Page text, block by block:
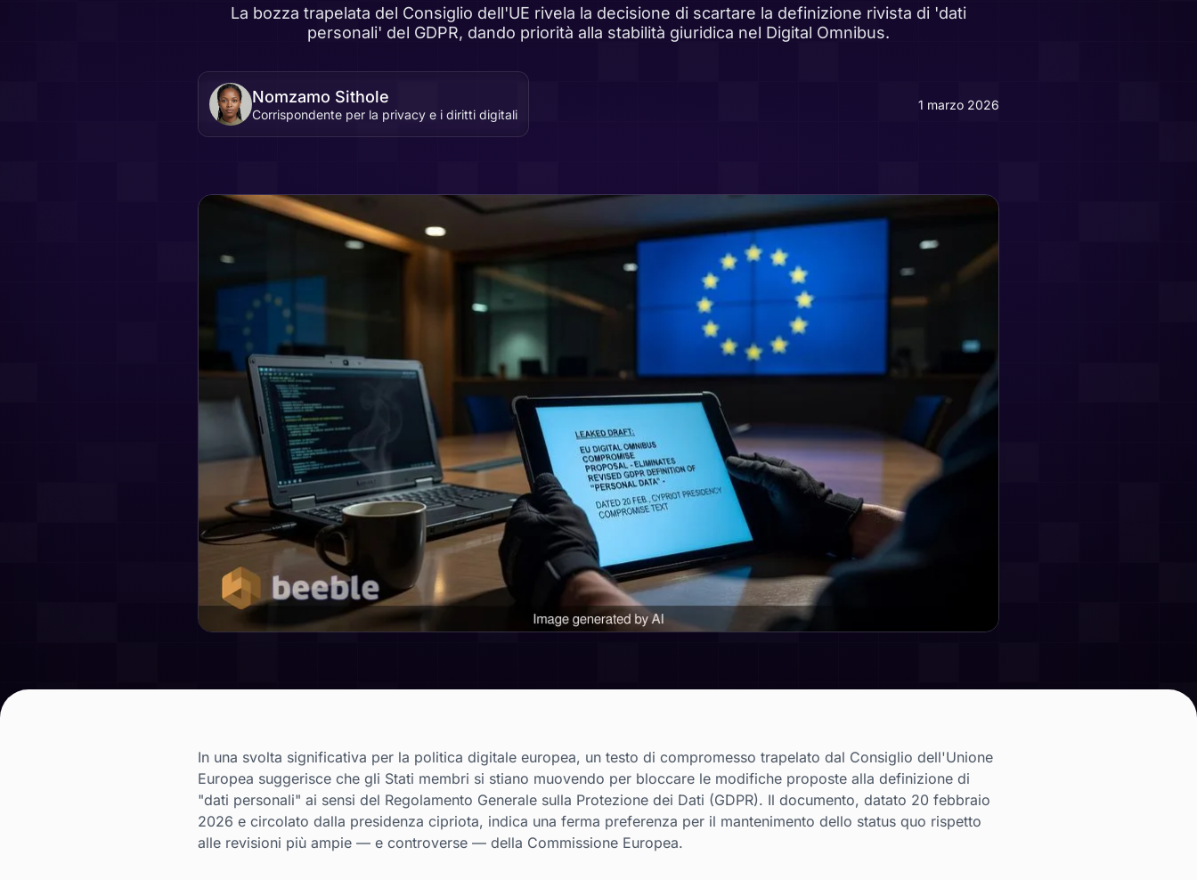
La bozza trapelata del Consiglio dell'UE rivela la decisione di scartare la definizione rivista di 'dati
personali' del GDPR, dando priorità alla stabilità giuridica nel Digital Omnibus.
Nomzamo Sithole
Corrispondente per la privacy e i diritti digitali
1 marzo 2026
In una svolta significativa per la politica digitale europea, un testo di compromesso trapelato dal Consiglio dell'Unione
Europea suggerisce che gli Stati membri si stiano muovendo per bloccare le modifiche proposte alla definizione di
"dati personali" ai sensi del Regolamento Generale sulla Protezione dei Dati (GDPR). Il documento, datato 20 febbraio
2026 e circolato dalla presidenza cipriota, indica una ferma preferenza per il mantenimento dello status quo rispetto
alle revisioni più ampie — e controverse — della Commissione Europea.